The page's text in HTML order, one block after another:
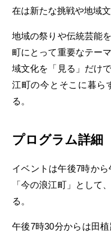
在は新たな挑戦や地域
地域の祭りや伝統芸能
町にとって重要なテー
域文化を「見る」だけ
江町の今とそこに暮ら
る。
プログラム詳細
イベントは午後7時か
「今の浪江町」として
る。
午後7時30分からは田